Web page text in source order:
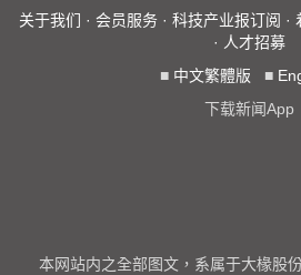
关于我们 · 会员服务· 科技产业报订阅 ·
· 人才招募
■ 中文繁體版 ■
下载新闻App
本网站内之全部图文，系属于大椽股